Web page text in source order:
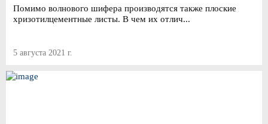
Помимо волнового шифера производятся также плоские
хризотилцементные листы. В чем их отлич...
5 августа 2021 г.